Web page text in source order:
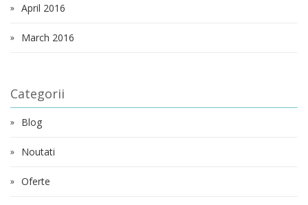
April 2016
March 2016
Categorii
Blog
Noutati
Oferte